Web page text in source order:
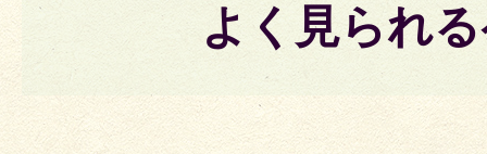
よく見られ